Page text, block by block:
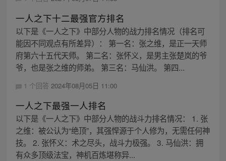
一人之下十二最强官方排名
以下是《一人之下》中部分人物的战力排名情况（排名可
能因不同观点有所差异）： 第一名：张之维，是正一天师
府第六十五代天师。 第二名：张怀义，是男主张楚岚的爷
爷，也是张之维的师弟。 第三名：马仙洪。 第四...
1 个回答 2024年08月05日 11:00
一人之下最强一人排名
以下是《一人之下》中部分人物的战斗力排名情况： 1. 张
之维：被公认为“绝顶”，其强悍源于个人修为，无需任何神
技。 2. 张怀义：术之尽头，战斗力极强。 3. 马仙洪：拥
有众多顶级法宝，神机百炼堪称异...